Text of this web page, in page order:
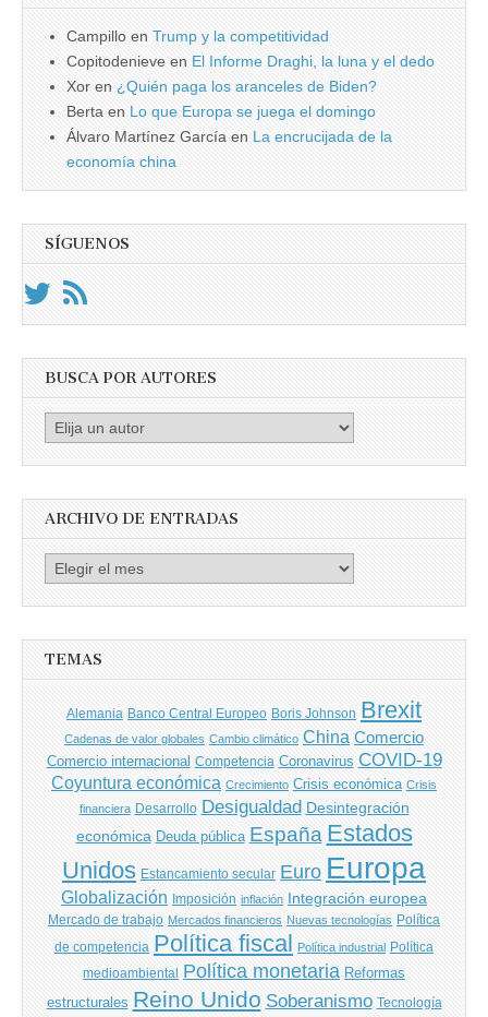
Campillo en Trump y la competitividad
Copitodenieve en El Informe Draghi, la luna y el dedo
Xor en ¿Quién paga los aranceles de Biden?
Berta en Lo que Europa se juega el domingo
Álvaro Martínez García en La encrucijada de la
economía china
SÍGUENOS
BUSCA POR AUTORES
Busca
ARCHIVO DE ENTRADAS
Archivo
TEMAS
Alemania Banco Central Europeo Boris Johnson Brexit
Cadenas de valor globales Cambio climático China Comercio
Comercio internacional Competencia Coronavirus COVID-19
Coyuntura económica Crecimiento Crisis económica Crisis
financiera Desarrollo Desigualdad Desintegración
económica Deuda pública España Estados
Unidos Estancamiento secular Euro Europa
Globalización Imposición inflación Integración europea
Mercado de trabajo Mercados financieros Nuevas tecnologías Política
de competencia Política fiscal Política industrial Política
medioambiental Política monetaria Reformas
estructurales Reino Unido Soberanismo Tecnología